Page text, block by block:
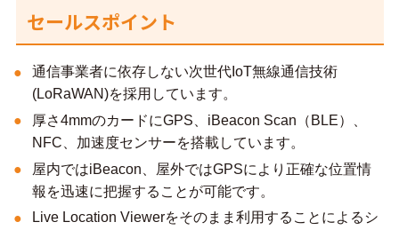
セールスポイント
通信事業者に依存しない次世代IoT無線通信技術
(LoRaWAN)を採用しています。
厚さ4mmのカードにGPS、iBeacon Scan（BLE）、
NFC、加速度センサーを搭載しています。
屋内ではiBeacon、屋外ではGPSにより正確な位置情
報を迅速に把握することが可能です。
Live Location Viewerをそのまま利用することによるシ